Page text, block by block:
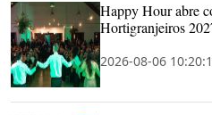
Happy Hour abre
Hortigranjeiros
2026-08-06